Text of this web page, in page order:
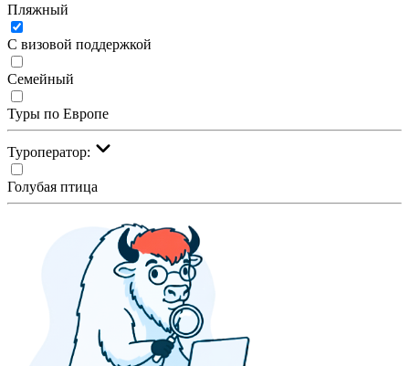
Пляжный
С визовой поддержкой
Семейный
Туры по Европе
Туроператор:
Голубая птица